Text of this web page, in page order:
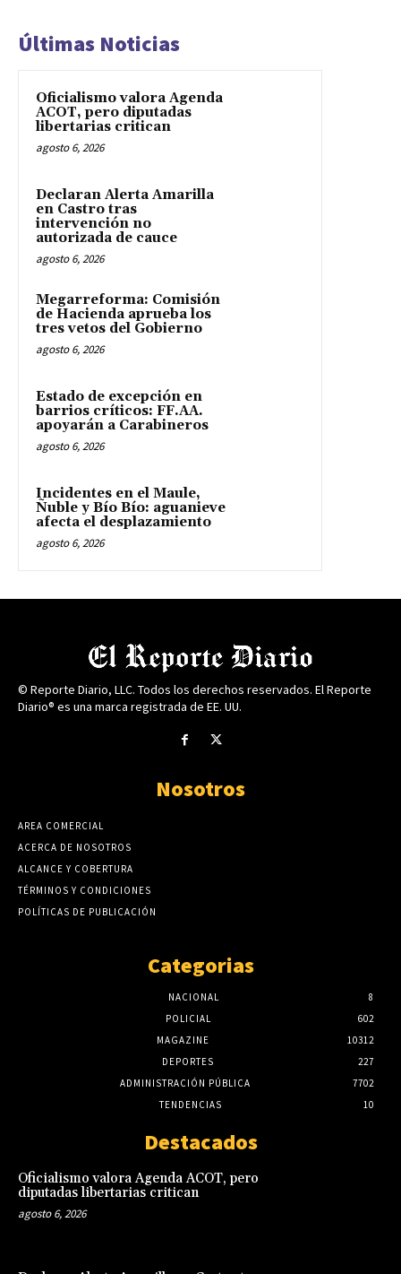
Últimas Noticias
Oficialismo valora Agenda
ACOT, pero diputadas
libertarias critican
agosto 6, 2026
Declaran Alerta Amarilla
en Castro tras
intervención no
autorizada de cauce
agosto 6, 2026
Megarreforma: Comisión
de Hacienda aprueba los
tres vetos del Gobierno
agosto 6, 2026
Estado de excepción en
barrios críticos: FF.AA.
apoyarán a Carabineros
agosto 6, 2026
Incidentes en el Maule,
Ñuble y Bío Bío: aguanieve
afecta el desplazamiento
agosto 6, 2026
© Reporte Diario, LLC. Todos los derechos reservados. El Reporte
Diario® es una marca registrada de EE. UU.
Nosotros
AREA COMERCIAL
ACERCA DE NOSOTROS
ALCANCE Y COBERTURA
TÉRMINOS Y CONDICIONES
POLÍTICAS DE PUBLICACIÓN
Categorias
NACIONAL
8
POLICIAL
602
MAGAZINE
10312
DEPORTES
227
ADMINISTRACIÓN PÚBLICA
7702
TENDENCIAS
10
Destacados
Oficialismo valora Agenda ACOT, pero
diputadas libertarias critican
agosto 6, 2026